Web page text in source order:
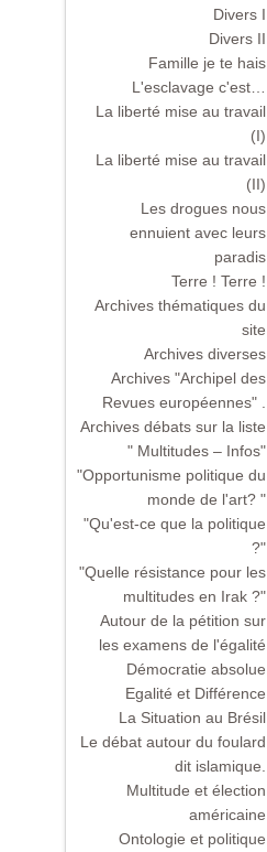
Divers I
Divers II
Famille je te hais
L'esclavage c'est…
La liberté mise au travail
(I)
La liberté mise au travail
(II)
Les drogues nous
ennuient avec leurs
paradis
Terre ! Terre !
Archives thématiques du
site
Archives diverses
Archives "Archipel des
Revues européennes" .
Archives débats sur la liste
" Multitudes – Infos"
"Opportunisme politique du
monde de l'art? "
"Qu'est-ce que la politique
?"
"Quelle résistance pour les
multitudes en Irak ?"
Autour de la pétition sur
les examens de l'égalité
Démocratie absolue
Egalité et Différence
La Situation au Brésil
Le débat autour du foulard
dit islamique.
Multitude et élection
américaine
Ontologie et politique